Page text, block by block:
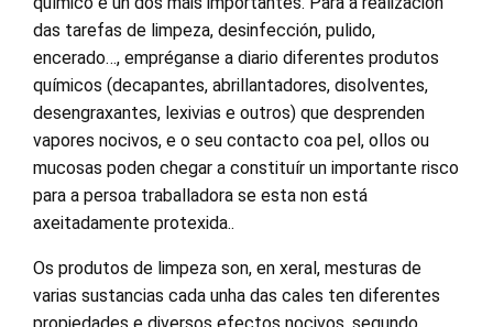
das tarefas de limpeza, desinfección, pulido,
encerado…, empréganse a diario diferentes produtos
químicos (decapantes, abrillantadores, disolventes,
desengraxantes, lexivias e outros) que desprenden
vapores nocivos, e o seu contacto coa pel, ollos ou
mucosas poden chegar a constituír un importante risco
para a persoa traballadora se esta non está
axeitadamente protexida..
Os produtos de limpeza son, en xeral, mesturas de
varias sustancias cada unha das cales ten diferentes